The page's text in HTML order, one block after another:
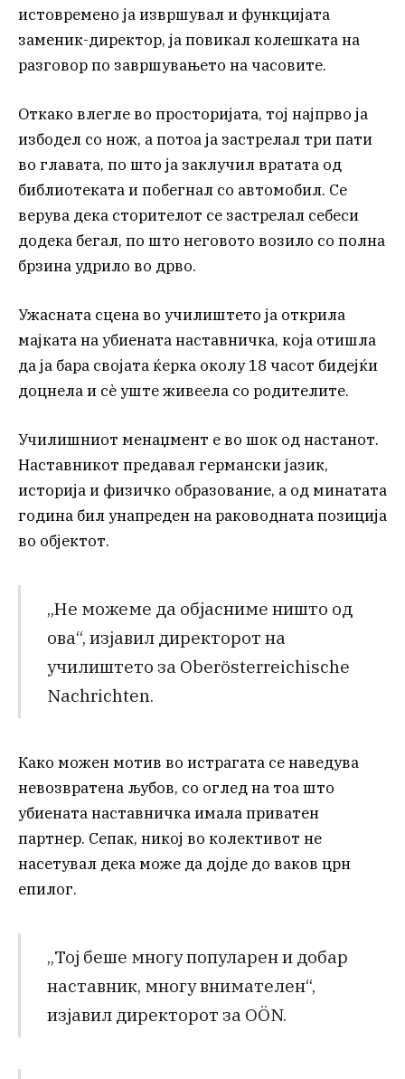
истовремено ја извршувал и функцијата
заменик-директор, ја повикал колешката на
разговор по завршувањето на часовите.
Откако влегле во просторијата, тој најпрво ја
избодел со нож, а потоа ја застрелал три пати
во главата, по што ја заклучил вратата од
библиотеката и побегнал со автомобил. Се
верува дека сторителот се застрелал себеси
додека бегал, по што неговото возило со полна
брзина удрило во дрво.
Ужасната сцена во училиштето ја открила
мајката на убиената наставничка, која отишла
да ја бара својата ќерка околу 18 часот бидејќи
доцнела и сè уште живеела со родителите.
Училишниот менаџмент е во шок од настанот.
Наставникот предавал германски јазик,
историја и физичко образование, а од минатата
година бил унапреден на раководната позиција
во објектот.
„Не можеме да објасниме ништо од
ова“, изјавил директорот на
училиштето за Oberösterreichische
Nachrichten.
Како можен мотив во истрагата се наведува
невозвратена љубов, со оглед на тоа што
убиената наставничка имала приватен
партнер. Сепак, никој во колективот не
насетувал дека може да дојде до ваков црн
епилог.
„Тој беше многу популарен и добар
наставник, многу внимателен“,
изјавил директорот за OÖN.